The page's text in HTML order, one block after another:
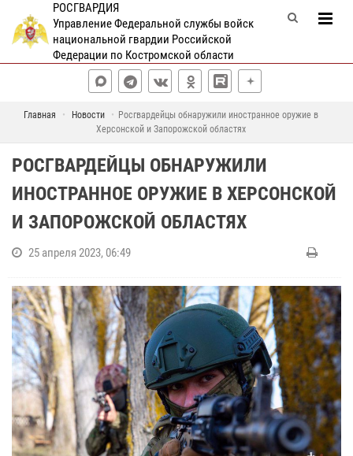
РОСГВАРДИЯ
Управление Федеральной службы войск
национальной гвардии Российской
Федерации по Костромской области
Главная Новости
Росгвардейцы обнаружили иностранное оружие в
Херсонской и Запорожской областях
РОСГВАРДЕЙЦЫ ОБНАРУЖИЛИ
ИНОСТРАННОЕ ОРУЖИЕ В ХЕРСОНСКОЙ
И ЗАПОРОЖСКОЙ ОБЛАСТЯХ
25 апреля 2023, 06:49